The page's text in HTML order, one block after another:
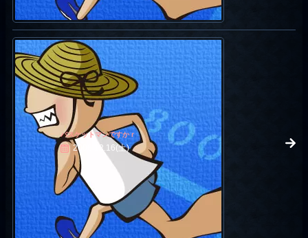
バスケットマンですかｒ
2006.12.16(土)